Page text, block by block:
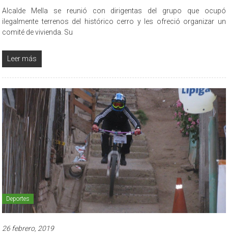
Alcalde Mella se reunió con dirigentas del grupo que ocupó
ilegalmente terrenos del histórico cerro y les ofreció organizar un
comité de vivienda. Su
Leer más
Deportes
26 febrero, 2019